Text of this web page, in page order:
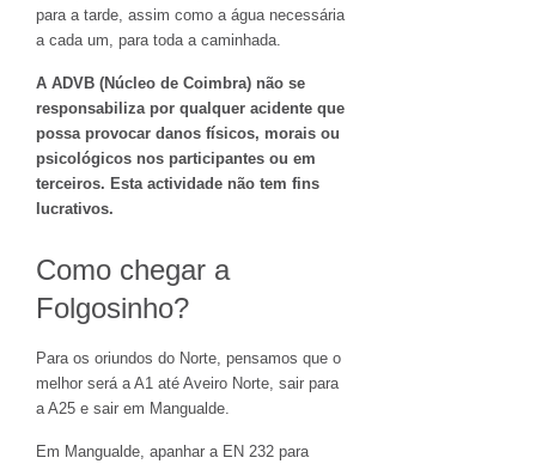
para a tarde, assim como a água necessária
a cada um, para toda a caminhada.
A ADVB (Núcleo de Coimbra) não se
responsabiliza por qualquer acidente que
possa provocar danos físicos, morais ou
psicológicos nos participantes ou em
terceiros. Esta actividade não tem fins
lucrativos.
Como chegar a
Folgosinho?
Para os oriundos do Norte, pensamos que o
melhor será a A1 até Aveiro Norte, sair para
a A25 e sair em Mangualde.
Em Mangualde, apanhar a EN 232 para